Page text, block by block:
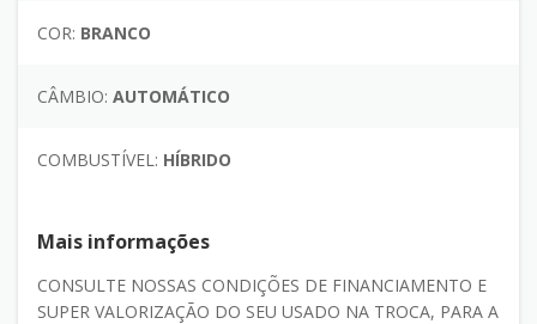
COR: BRANCO
CÂMBIO: AUTOMÁTICO
COMBUSTÍVEL: HÍBRIDO
Mais informações
CONSULTE NOSSAS CONDIÇÕES DE FINANCIAMENTO E
SUPER VALORIZAÇÃO DO SEU USADO NA TROCA, PARA A